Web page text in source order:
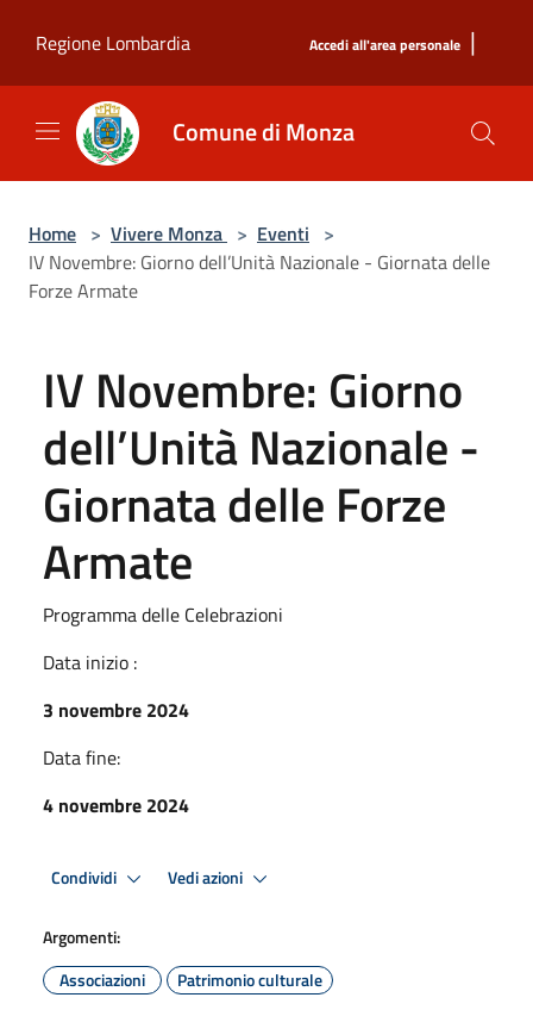
Regione Lombardia
Accedi all'area personale |
Comune di Monza
Home > Vivere Monza > Eventi >
IV Novembre: Giorno dell’Unità Nazionale - Giornata delle
Forze Armate
IV Novembre: Giorno
dell’Unità Nazionale -
Giornata delle Forze
Armate
Programma delle Celebrazioni
Data inizio :
3 novembre 2024
Data fine:
4 novembre 2024
Condividi Vedi azioni
Argomenti:
Associazioni
Patrimonio culturale